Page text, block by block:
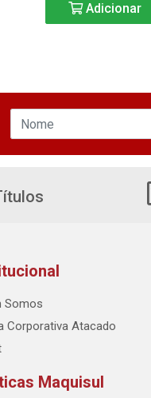
Adicionar
Somos
Corporativa Atacado
Maquisul